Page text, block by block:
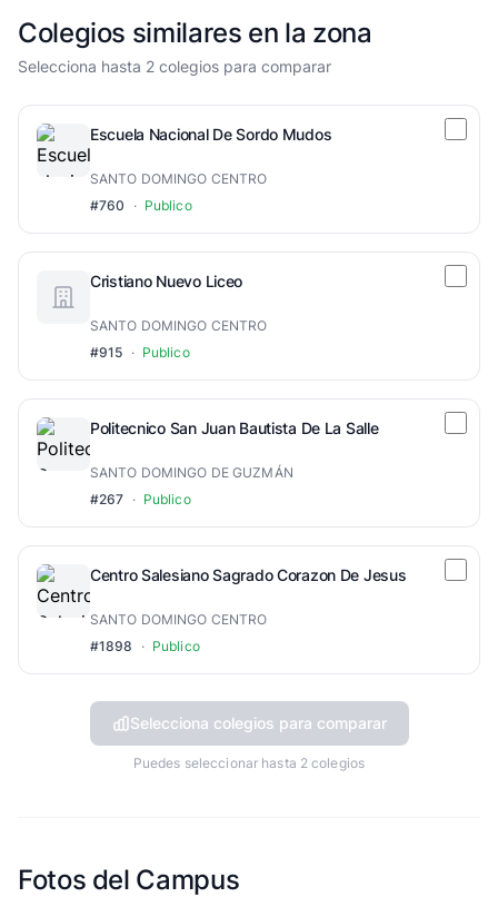
Colegios similares en la zona
Selecciona hasta 2 colegios para comparar
Escuela Nacional De Sordo Mudos
SANTO DOMINGO CENTRO
#760
· Publico
Cristiano Nuevo Liceo
SANTO DOMINGO CENTRO
#915 · Publico
Politecnico San Juan Bautista De La Salle
SANTO DOMINGO DE GUZMÁN
#267 · Publico
Centro Salesiano Sagrado Corazon De Jesus
SANTO DOMINGO CENTRO
#1898
· Publico
Selecciona colegios para comparar
Puedes seleccionar hasta 2 colegios
Fotos del Campus